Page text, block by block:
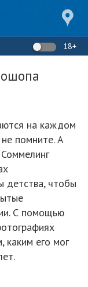
18+
на каждом
помните. А
детства, чтобы
С помощью
каким его мог